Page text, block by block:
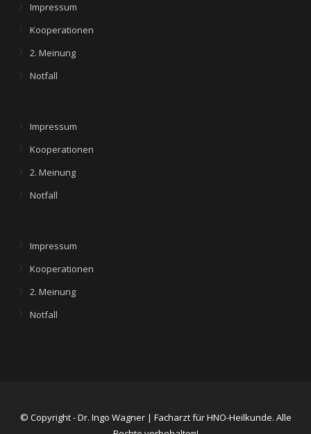
Impressum
Kooperationen
2. Meinung
Notfall
Impressum
Kooperationen
2. Meinung
Notfall
Impressum
Kooperationen
2. Meinung
Notfall
© Copyright - Dr. Ingo Wagner | Facharzt für HNO-Heilkunde. Alle